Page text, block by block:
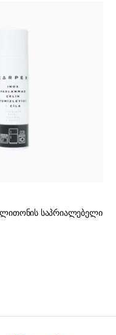
საპრიალებელი